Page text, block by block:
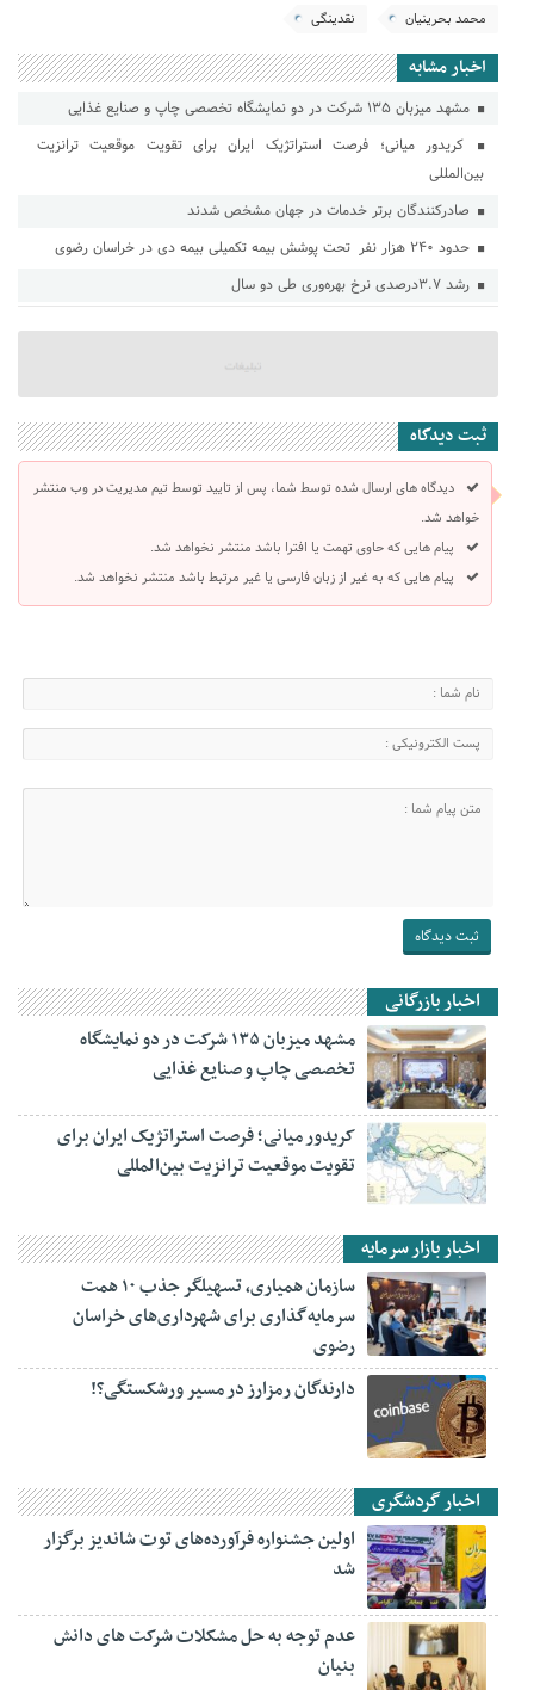
محمد بحرینیان نقدینگی
اخبار مشابه
مشهد میزبان ۱۳۵ شرکت در دو نمایشگاه تخصصی چاپ و صنایع غذایی
کریدور میانی؛ فرصت استراتژیک ایران برای تقویت موقعیت ترانزیت
بین‌المللی
صادرکنندگان برتر خدمات در جهان مشخص شدند
حدود ۲۴۰ هزار نفر تحت پوشش بیمه تکمیلی بیمه دی در خراسان رضوی
رشد ۳.۷درصدی نرخ بهره‌وری طی دو سال
ثبت دیدگاه
دیدگاه های ارسال شده توسط شما، پس از تایید توسط تیم مدیریت در وب منتشر
خواهد شد.
پیام هایی که حاوی تهمت یا افترا باشد منتشر نخواهد شد.
پیام هایی که به غیر از زبان فارسی یا غیر مرتبط باشد منتشر نخواهد شد.
اخبار بازرگانی
مشهد میزبان ۱۳۵ شرکت در دو نمایشگاه
تخصصی چاپ و صنایع غذایی
کریدور میانی؛ فرصت استراتژیک ایران برای
تقویت موقعیت ترانزیت بین‌المللی
اخبار بازار سرمایه
سازمان همیاری، تسهیلگر جذب ۱۰ همت
سرمایه‌گذاری برای شهرداری‌های خراسان
رضوی
دارندگان رمزارز در مسیر ورشکستگی؟!
اخبار گردشگری
اولین جشنواره فرآورده‌های توت شاندیز برگزار
شد
عدم توجه به حل مشکلات شرکت های دانش
بنیان